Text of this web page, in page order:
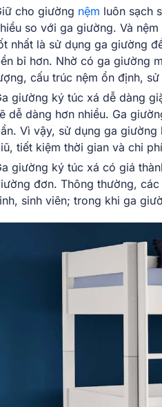
cho giường nệm luôn sạch
so với ga giường. Và
nhất là sử dụng ga giường
bỉ hơn. Nhờ có ga giường
cấu trúc nệm ổn định,
giường ký túc xá dễ dàng
dễ dàng hơn nhiều. Ga
Vì vậy, sử dụng ga
tiết kiệm thời gian và chi
giường ký túc xá có giá
đơn. Thông thường,
sinh viên; trong khi ga